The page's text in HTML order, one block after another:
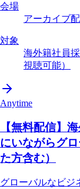
会場
アーカイブ
対象
海外籍社員
視聴可能）
Anytime
【無料配信】
にいながらグ
た方含む）
グローバルなビジ